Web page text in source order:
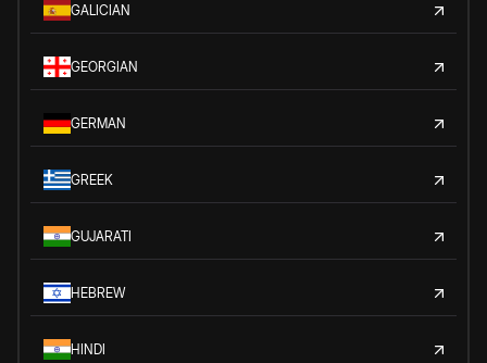
GALICIAN
GEORGIAN
GERMAN
GREEK
GUJARATI
HEBREW
HINDI